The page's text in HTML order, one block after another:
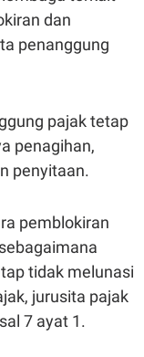
dan
penanggung
pajak tetap
penagihan,
penyitaan.
pemblokiran
tidak melunasi
jurusita pajak
7 ayat 1.